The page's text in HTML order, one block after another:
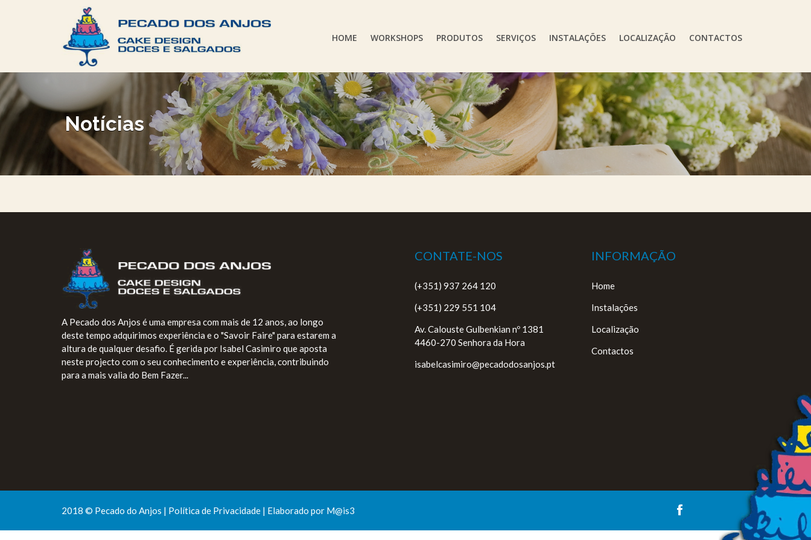
HOME WORKSHOPS PRODUTOS SERVIÇOS INSTALAÇÕES LOCALIZAÇÃO CONTACTOS
Notícias
A Pecado dos Anjos é uma empresa com mais de 12 anos, ao longo
deste tempo adquirimos experiência e o "Savoir Faire" para estarem a
altura de qualquer desafio. É gerida por Isabel Casimiro que aposta
neste projecto com o seu conhecimento e experiência, contribuindo
para a mais valia do Bem Fazer...
CONTATE-NOS
(+351) 937 264 120
(+351) 229 551 104
Av. Calouste Gulbenkian nº 1381
4460-270 Senhora da Hora
isabelcasimiro@pecadodosanjos.pt
INFORMAÇÃO
Home
Instalações
Localização
Contactos
2018 © Pecado do Anjos | Política de Privacidade | Elaborado por M@is3